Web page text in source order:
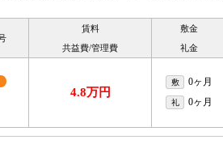
賃料
共益費/管理費
敷金
礼金
4.8万円
敷 0ヶ月
礼 0ヶ月